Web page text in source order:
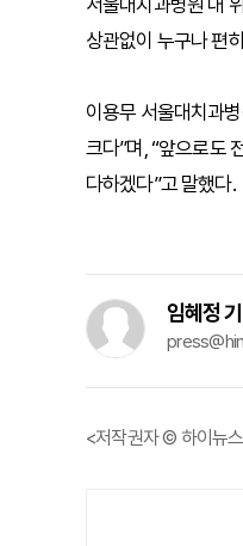
서울대치과병원 내
상관없이 누구나 편
이용무 서울대치과
크다”며, “앞으로도
다하겠다”고 말했다.
임혜정
<저작권자 © 하이뉴